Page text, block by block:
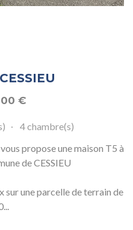
€
4 chambre(s)
propose une maison T5 à
de CESSIEU
sur une parcelle de terrain de